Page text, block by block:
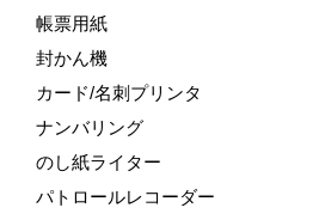
帳票用紙
封かん機
カード/名刺プリンタ
ナンバリング
のし紙ライター
パトロールレコーダー